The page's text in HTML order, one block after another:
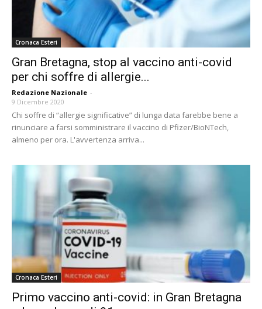
Cronaca Esteri
Gran Bretagna, stop al vaccino anti-covid
per chi soffre di allergie...
Redazione Nazionale -
9 Dicembre 2020
Chi soffre di “allergie significative” di lunga data farebbe bene a
rinunciare a farsi somministrare il vaccino di Pfizer/BioNTech,
almeno per ora. L'avvertenza arriva...
Cronaca Esteri
Primo vaccino anti-covid: in Gran Bretagna